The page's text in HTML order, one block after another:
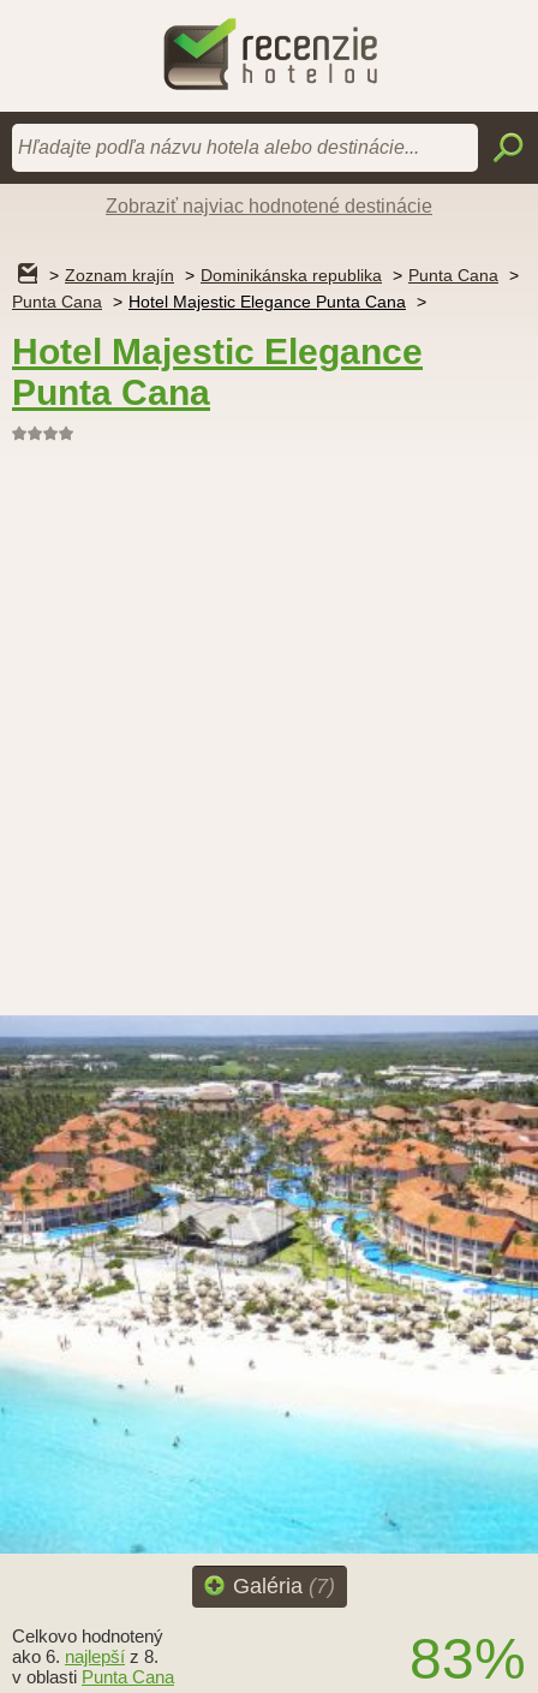
Zobraziť najviac hodnotené destinácie
Zoznam krajín Dominikánska republika
Punta Cana
Punta Cana
Hotel Majestic Elegance Punta Cana
Hotel Majestic Elegance
Punta Cana
Galéria (7)
83%
Celkovo hodnotený
ako 6. najlepší z 8.
v oblasti Punta Cana